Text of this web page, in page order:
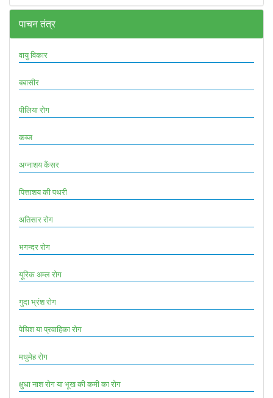
पाचन तंत्र
वायु विकार
बबासीर
पीलिया रोग
कब्ज
अग्नाशय कैंसर
पित्ताशय की पथरी
अतिसार रोग
भगन्दर रोग
यूरिक अम्ल रोग
गुदा भ्रंश रोग
पेचिश या प्रवाहिका रोग
मधुमेह रोग
क्षुधा नाश रोग या भूख की कमी का रोग